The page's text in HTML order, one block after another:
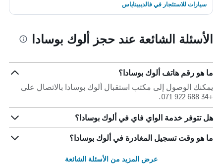
سيارات للاستئجار في فالديبيناياس
الأسئلة الشائعة عند حجز ألوك بوسادا
ما هو رقم هاتف ألوك بوسادا؟
يمكنك الوصول إلى مكتب استقبال ألوك بوسادا بالاتصال على
+34 688 922 071.
هل تتوفر خدمة الواي فاي في ألوك بوسادا؟
ما هو وقت تسجيل المغادرة في ألوك بوسادا؟
عرض المزيد من الأسئلة الشائعة